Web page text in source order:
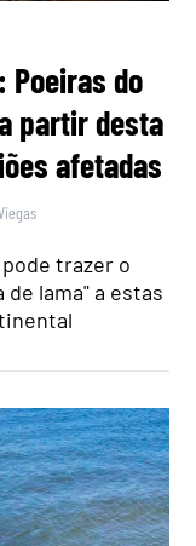
Poeiras do
partir desta
afetadas
trazer o
lama" a estas